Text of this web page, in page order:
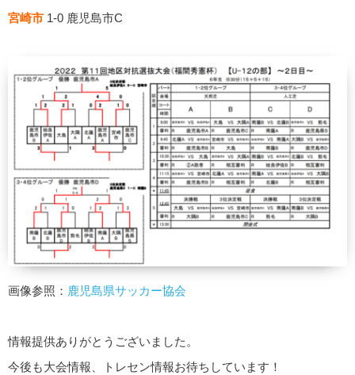
宮崎市 1-0 鹿児島市C
画像参照： 鹿児島県サッカー協会
情報提供ありがとうございました。
今後も大会情報、トレセン情報お待ちしています！